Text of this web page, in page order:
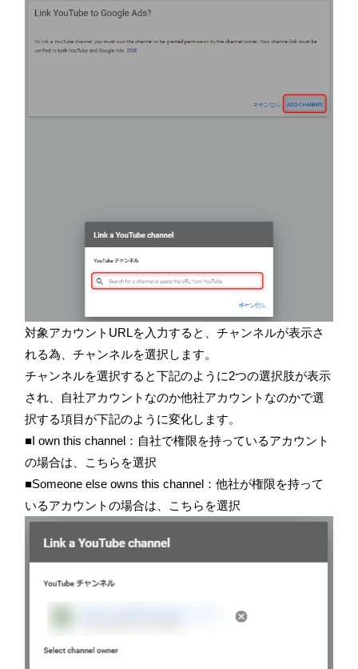
対象アカウントURLを入力すると、チャンネルが表示さ
れる為、チャンネルを選択します。
チャンネルを選択すると下記のように2つの選択肢が表示
され、自社アカウントなのか他社アカウントなのかで選
択する項目が下記のように変化します。
■I own this channel：自社で権限を持っているアカウント
の場合は、こちらを選択
■Someone else owns this channel：他社が権限を持って
いるアカウントの場合は、こちらを選択